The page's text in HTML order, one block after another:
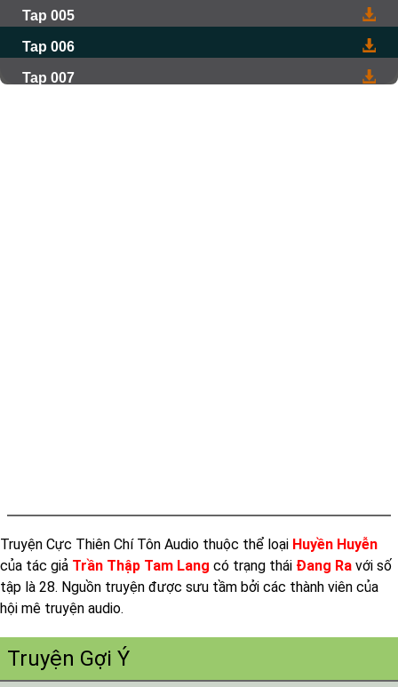
Tap 005
Tap 006
Tap 007
Tap 021
Tap 022
Tap 023
Tap 024
Tap 025
Tap 026
Truyện Cực Thiên Chí Tôn Audio thuộc thể loại Huyền Huyễn
của tác giả Trần Thập Tam Lang có trạng thái Đang Ra với số
tập là 28. Nguồn truyện được sưu tầm bởi các thành viên của
hội mê truyện audio.
Truyện Gợi Ý